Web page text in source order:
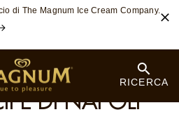
NAPOLI
DI NAPOLI